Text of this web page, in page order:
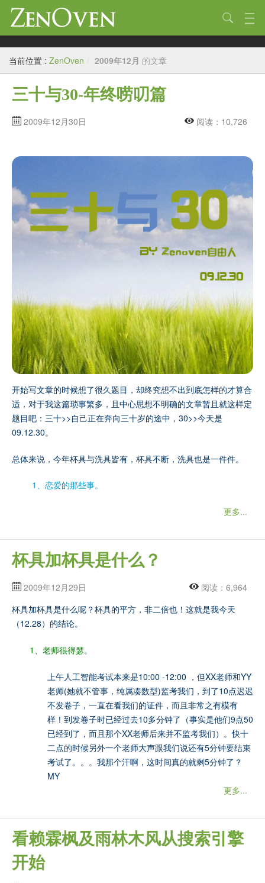
技术
生活
作品
标签
关于
当前位置 : ZenOven / 2009年12月 的文章
三十与30-年终唠叨篇
2009年12月30日 阅读：10,726
开始写文章的时候想了很久题目，却终究想不出到底怎样的才算合
适，对于我这篇琐事繁多，且中心思想不明确的文章暂且就这样定
题目吧：三十>>自己正在奔向三十岁的途中，30>>今天是
09.12.30。
总体来说，今年杯具与洗具皆有，杯具不断，洗具也是一件件。
1、恋爱的那些事。
更多...
杯具加杯具是什么？
2009年12月29日
阅读：6,964
杯具加杯具是什么呢？杯具的平方，非二倍也！这就是我今天
（12.28）的结论。
1、老师很得瑟。
上午人工智能考试本来是10:00 -12:00 ，但XX老师和YY
老师(她就不管事，纯属凑数型)监考我们，到了10点迟迟
不发卷子，一直在看我们的证件，而且非常之有模有
样！到发卷子时已经过去10多分钟了（事实是他们9点50
已经到了，而且那个XX老师后来并不监考我们）。快十
二点的时候另外一个老师大声跟我们说还有5分钟要结束
考试了。。。我那个汗啊，这时间真的就剩5分钟了？
MY
更多...
看赖霖枫及雨林木风从搜索引擎
开始